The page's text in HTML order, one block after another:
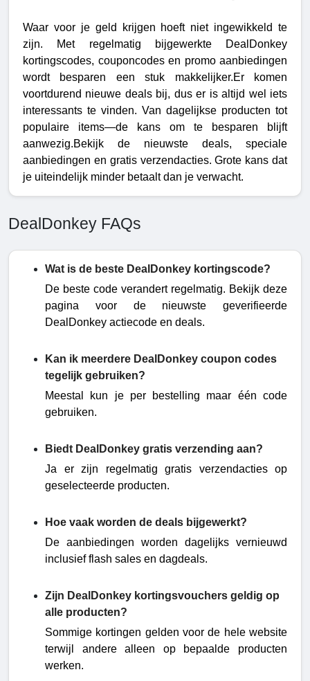
Waar voor je geld krijgen hoeft niet ingewikkeld te
zijn. Met regelmatig bijgewerkte DealDonkey
kortingscodes, couponcodes en promo aanbiedingen
wordt besparen een stuk makkelijker.Er komen
voortdurend nieuwe deals bij, dus er is altijd wel iets
interessants te vinden. Van dagelijkse producten tot
populaire items—de kans om te besparen blijft
aanwezig.Bekijk de nieuwste deals, speciale
aanbiedingen en gratis verzendacties. Grote kans dat
je uiteindelijk minder betaalt dan je verwacht.
DealDonkey FAQs
Wat is de beste DealDonkey kortingscode?
De beste code verandert regelmatig. Bekijk deze
pagina voor de nieuwste geverifieerde
DealDonkey actiecode en deals.
Kan ik meerdere DealDonkey coupon codes
tegelijk gebruiken?
Meestal kun je per bestelling maar één code
gebruiken.
Biedt DealDonkey gratis verzending aan?
Ja er zijn regelmatig gratis verzendacties op
geselecteerde producten.
Hoe vaak worden de deals bijgewerkt?
De aanbiedingen worden dagelijks vernieuwd
inclusief flash sales en dagdeals.
Zijn DealDonkey kortingsvouchers geldig op
alle producten?
Sommige kortingen gelden voor de hele website
terwijl andere alleen op bepaalde producten
werken.